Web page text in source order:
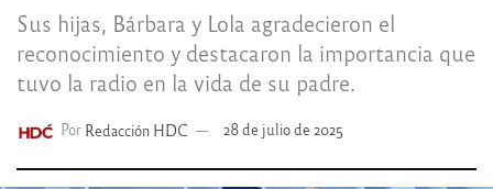
Sus hijas, Bárbara y Lola agradecieron el
reconocimiento y destacaron la importancia que
tuvo la radio en la vida de su padre.
Por Redacción HDC 28 de julio de 2025